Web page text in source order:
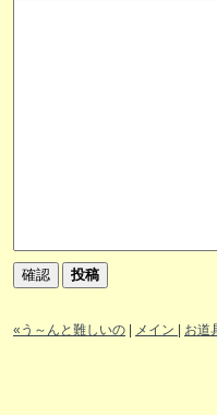
«う～んと難しいの メイン お道